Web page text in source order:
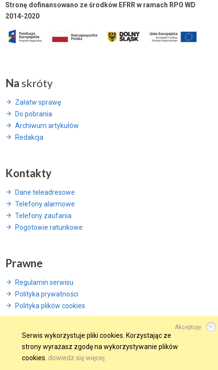
Stronę dofinansowano ze środków EFRR w ramach RPO WD
2014-2020
Na skróty
Załatw sprawę
Do pobrania
Archiwum artykułów
Redakcja
Kontakty
Dane teleadresowe
Telefony alarmowe
Telefony zaufania
Pogotowie ratunkowe
Prawne
Regulamin serwisu
Polityka prywatności
Polityka plików cookies
© 2015 Wszelkie prawa zastrzeżone.
Akceptuję
Serwis wykorzystuje pliki cookies. Korzystając ze
strony wyrażasz zgodę na wykorzystywanie plików
cookies. dowiedz się więcej.